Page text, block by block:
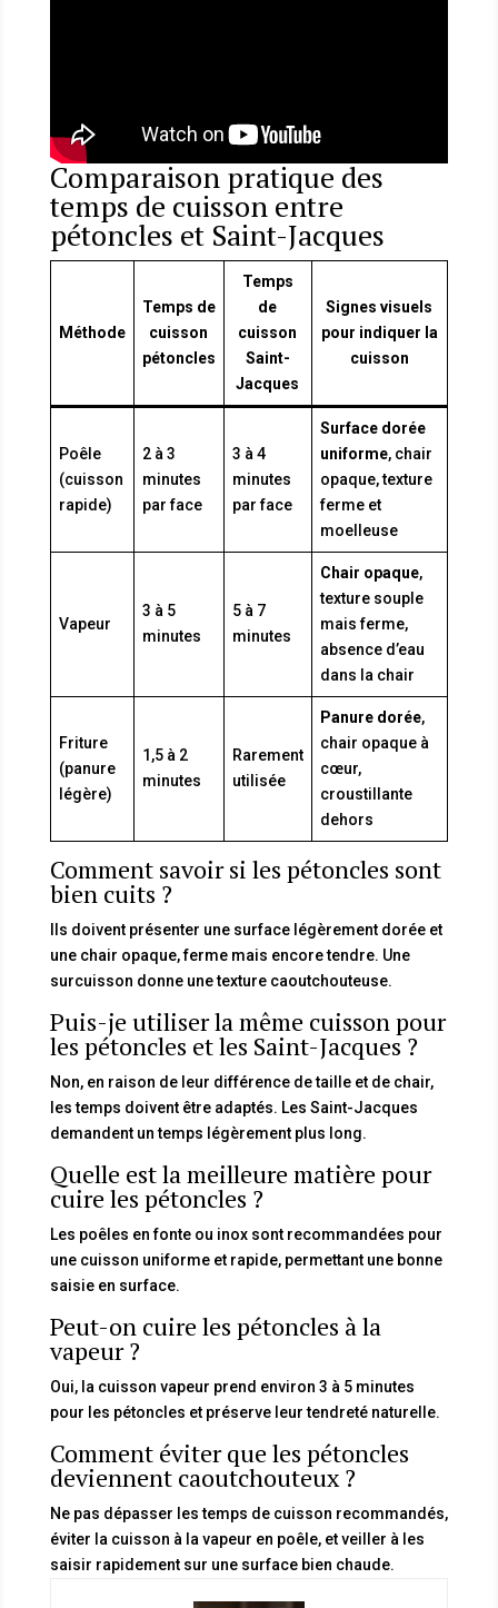
Comparaison pratique des
temps de cuisson entre
pétoncles et Saint-Jacques
Méthode
Temps de
cuisson
pétoncles
Temps
de
cuisson
Saint-
Jacques
Signes visuels
pour indiquer la
cuisson
Poêle
(cuisson
rapide)
2 à 3
minutes
par face
3 à 4
minutes
par face
Surface dorée
uniforme, chair
opaque, texture
ferme et
moelleuse
Vapeur
3 à 5
minutes
5 à 7
minutes
Chair opaque,
texture souple
mais ferme,
absence d’eau
dans la chair
Friture
(panure
légère)
1,5 à 2
minutes
Rarement
utilisée
Panure dorée,
chair opaque à
cœur,
croustillante
dehors
Comment savoir si les pétoncles sont
bien cuits ?
Ils doivent présenter une surface légèrement dorée et
une chair opaque, ferme mais encore tendre. Une
surcuisson donne une texture caoutchouteuse.
Puis-je utiliser la même cuisson pour
les pétoncles et les Saint-Jacques ?
Non, en raison de leur différence de taille et de chair,
les temps doivent être adaptés. Les Saint-Jacques
demandent un temps légèrement plus long.
Quelle est la meilleure matière pour
cuire les pétoncles ?
Les poêles en fonte ou inox sont recommandées pour
une cuisson uniforme et rapide, permettant une bonne
saisie en surface.
Peut-on cuire les pétoncles à la
vapeur ?
Oui, la cuisson vapeur prend environ 3 à 5 minutes
pour les pétoncles et préserve leur tendreté naturelle.
Comment éviter que les pétoncles
deviennent caoutchouteux ?
Ne pas dépasser les temps de cuisson recommandés,
éviter la cuisson à la vapeur en poêle, et veiller à les
saisir rapidement sur une surface bien chaude.